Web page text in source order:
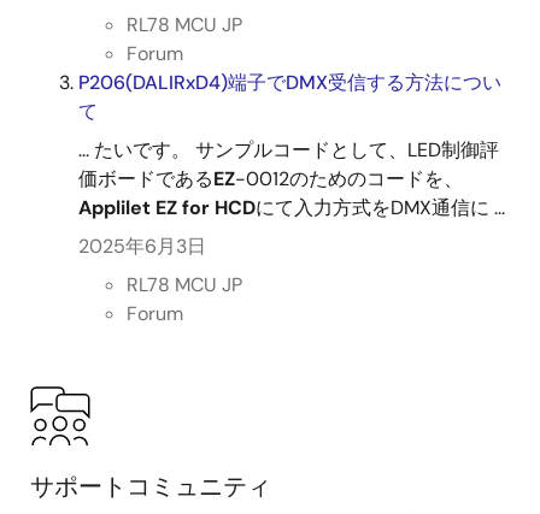
RL78 MCU JP
Forum
P206(DALIRxD4)端子でDMX受信する方法につい
て
... たいです。 サンプルコードとして、LED制御評
価ボードであるEZ-0012のためのコードを、
Applilet EZfor HCDにて入力方式をDMX通信に ...
2025年6月3日
RL78 MCU JP
Forum
サポートコミュニティ